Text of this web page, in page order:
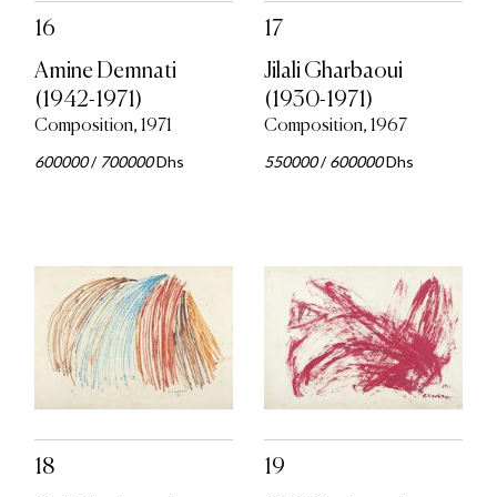
16
Amine Demnati
(1942-1971)
Composition, 1971
600000/ 700000Dhs
17
Jilali Gharbaoui
(1930-1971)
Composition, 1967
550000/600000Dhs
18
19